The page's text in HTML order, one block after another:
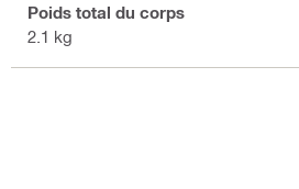
Poids total du corps
2.1 kg